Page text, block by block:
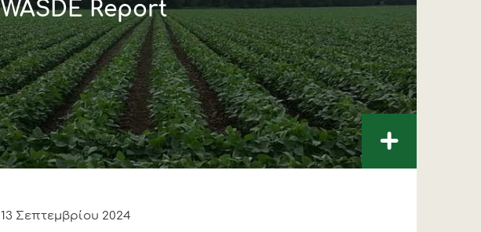
WASDE Report
+
13 Σεπτεμβρίου 2024